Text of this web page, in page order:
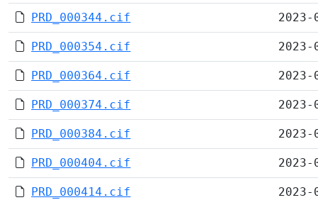
PRD_000344.cif
PRD_000354.cif
PRD_000364.cif
PRD_000374.cif
PRD_000384.cif
PRD_000404.cif
PRD_000414.cif